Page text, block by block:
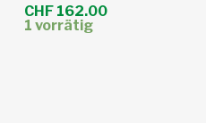
werden
CHF162.00
1 vorrätig